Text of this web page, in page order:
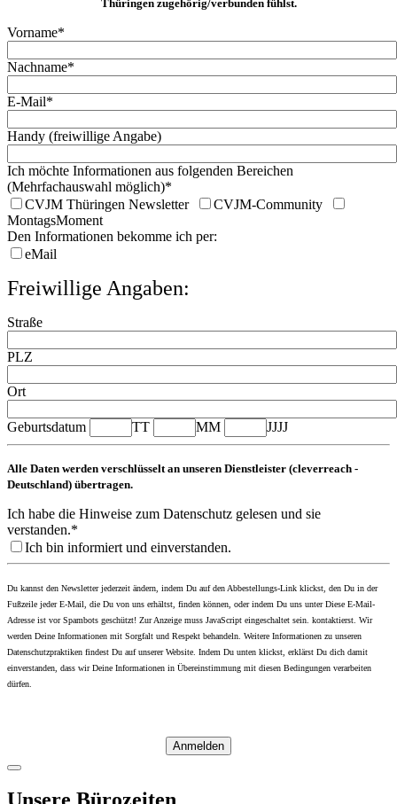
Thüringen zugehörig/verbunden fühlst.
Vorname*
Nachname*
E-Mail*
Handy (freiwillige Angabe)
Ich möchte Informationen aus folgenden Bereichen
(Mehrfachauswahl möglich)*
CVJM Thüringen Newsletter
CVJM-Community
MontagsMoment
Den Informationen bekomme ich per:
eMail
Freiwillige Angaben:
Straße
PLZ
Ort
Geburtsdatum TT MM JJJJ
Alle Daten werden verschlüsselt an unseren Dienstleister (cleverreach -
Deutschland) übertragen.
Ich habe die Hinweise zum Datenschutz gelesen und sie
verstanden.*
Ich bin informiert und einverstanden.
Du kannst den Newsletter jederzeit ändern, indem Du auf den Abbestellungs-Link klickst, den Du in der
Fußzeile jeder E-Mail, die Du von uns erhältst, finden können, oder indem Du uns unterDiese E-Mail-
Adresse ist vor Spambots geschützt! Zur Anzeige muss JavaScript eingeschaltet sein. kontaktierst. Wir
werden Deine Informationen mit Sorgfalt und Respekt behandeln. Weitere Informationen zu unseren
Datenschutzpraktiken findest Du auf unserer Website. Indem Du unten klickst, erklärst Du dich damit
einverstanden, dass wir Deine Informationen in Übereinstimmung mit diesen Bedingungen verarbeiten
dürfen.
Anmelden